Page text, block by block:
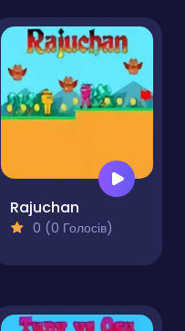
Rajuchan
0 (0 Голосів)